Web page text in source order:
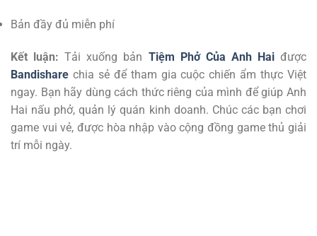
Bản đầy đủ miễn phí
Kết luận: Tải xuống bản Tiệm Phở Của Anh Haiđược
Bandishare chia sẻ để tham gia cuộc chiến ẩm thực Việt
ngay. Bạn hãy dùng cách thức riêng của mình để giúp Anh
Hai nấu phở, quản lý quán kinh doanh. Chúc các bạn chơi
game vui vẻ, được hòa nhập vào cộng đồng game thủ giải
trí mỗi ngày.